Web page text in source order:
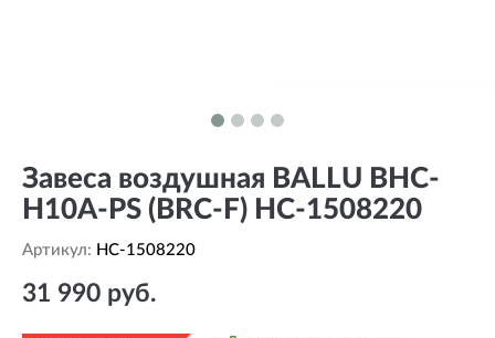
Завеса воздушная BALLU BHC-
H10A-PS (BRC-F) HC-1508220
Артикул: HC-1508220
31 990 руб.